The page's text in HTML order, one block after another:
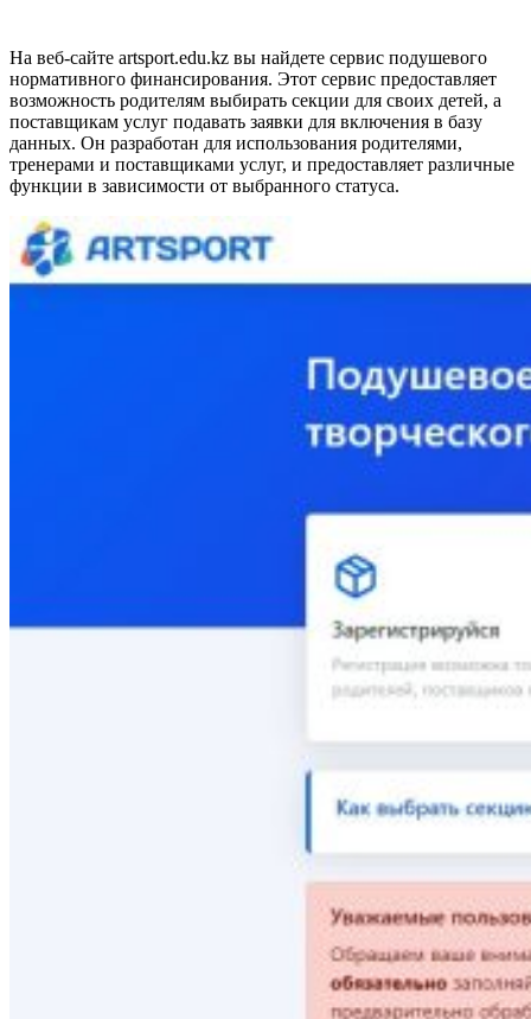
На веб-сайте artsport.edu.kz вы найдете сервис подушевого
нормативного финансирования. Этот сервис предоставляет
возможность родителям выбирать секции для своих детей, а
поставщикам услуг подавать заявки для включения в базу
данных. Он разработан для использования родителями,
тренерами и поставщиками услуг, и предоставляет различные
функции в зависимости от выбранного статуса.